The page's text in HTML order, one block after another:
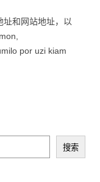
和网站地址，以
por uzi kiam
搜索